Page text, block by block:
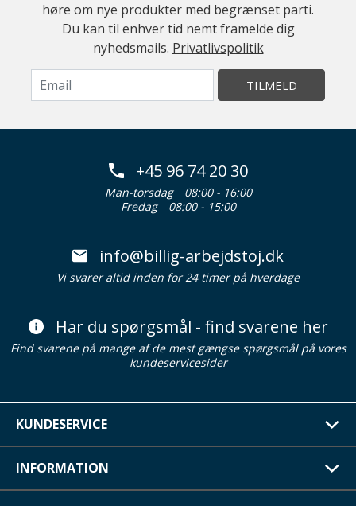
høre om nye produkter med begrænset parti.
Du kan til enhver tid nemt framelde dig
nyhedsmails. Privatlivspolitik
TILMELD
+45 96 74 20 30
Man-torsdag
08:00 - 16:00
Fredag
08:00 - 15:00
info@billig-arbejdstoj.dk
Vi svarer altid inden for 24 timer på hverdage
Har du spørgsmål - find svarene her
Find svarene på mange af de mest gængse spørgsmål på vores
kundeservicesider
KUNDESERVICE
INFORMATION